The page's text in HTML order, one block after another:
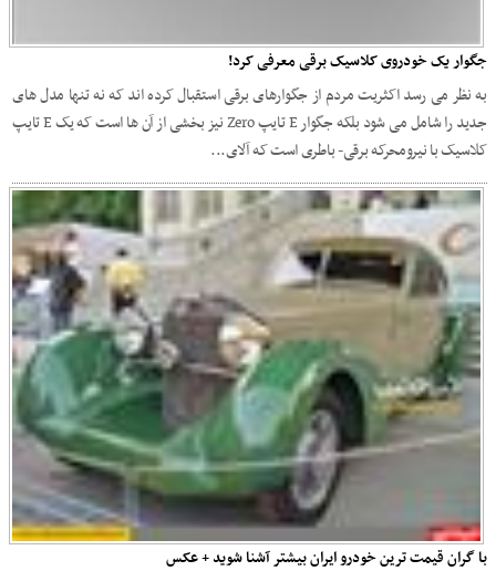
جگوار یک خودروی کلاسیک برقی معرفی کرد!
به نظر می رسد اکثریت مردم از جگوارهای برقی استقبال کرده اند که نه تنها مدل های
جدید را شامل می شود بلکه جگوار E تایپ Zero نیز بخشی از آن ها است که یک E تایپ
کلاسیک با نیرومحرکه برقی- باطری است که آلای...
با گران قیمت ترین خودرو ایران بیشتر آشنا شوید + عکس